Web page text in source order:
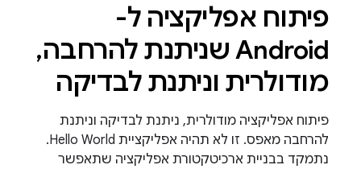
פיתוח אפליקציה ל-
Android שניתנת להרחבה,
מודולרית וניתנת לבדיקה
פיתוח אפליקציה מודולרית, ניתנת לבדיקה וניתנת
להרחבה מאפס. זו לא תהיה אפליקציית Hello World.
נתמקד בבניית ארכיטקטורת אפליקציה שתאפשר